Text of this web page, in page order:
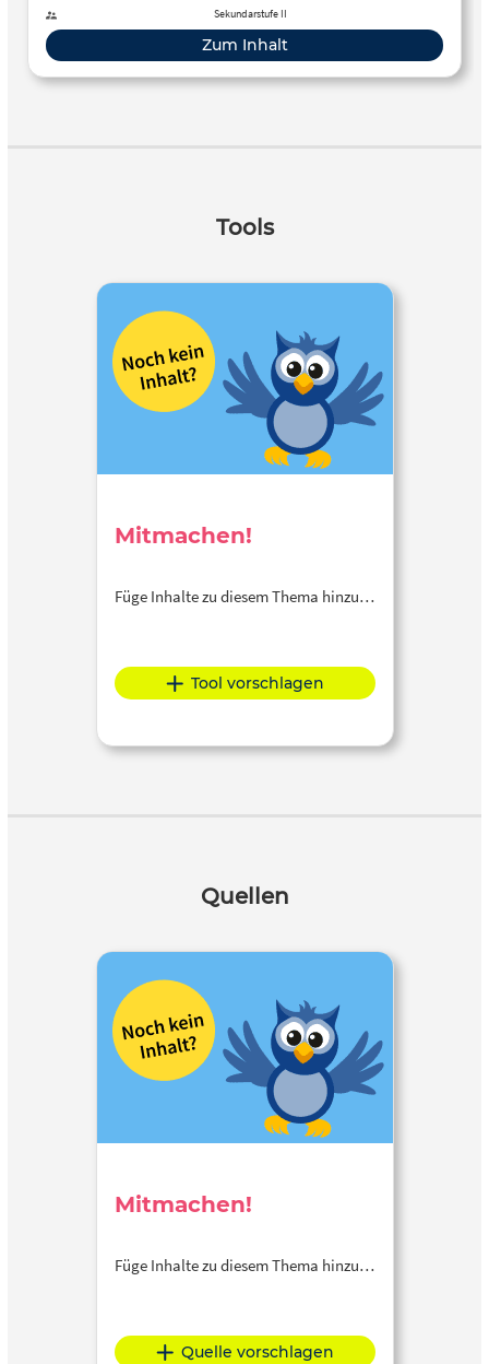
Sekundarstufe II
Zum Inhalt
Tools
Mitmachen!
Füge Inhalte zu diesem Thema hinzu…
Tool vorschlagen
Quellen
Mitmachen!
Füge Inhalte zu diesem Thema hinzu…
Quelle vorschlagen